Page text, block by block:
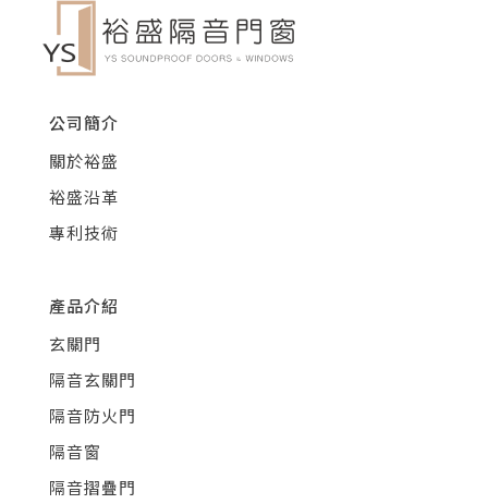
公司簡介
關於裕盛
裕盛沿革
專利技術
產品介紹
玄關門
隔音玄關門
隔音防火門
隔音窗
隔音摺疊門